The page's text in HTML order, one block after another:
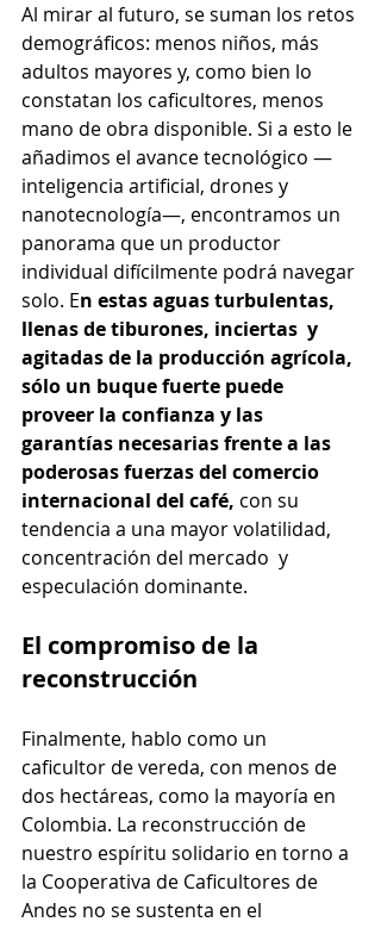
Al mirar al futuro, se suman los retos
demográficos: menos niños, más
adultos mayores y, como bien lo
constatan los caficultores, menos
mano de obra disponible. Si a esto le
añadimos el avance tecnológico —
inteligencia artificial, drones y
nanotecnología—, encontramos un
panorama que un productor
individual difícilmente podrá navegar
solo. En estas aguas turbulentas,
llenas de tiburones, inciertas  y
agitadas de la producción agrícola,
sólo un buque fuerte puede
proveer la confianza y las
garantías necesarias frente a las
poderosas fuerzas del comercio
internacional del café, con su
tendencia a una mayor volatilidad,
concentración del mercado  y
especulación dominante.
El compromiso de la
reconstrucción
Finalmente, hablo como un
caficultor de vereda, con menos de
dos hectáreas, como la mayoría en
Colombia. La reconstrucción de
nuestro espíritu solidario en torno a
la Cooperativa de Caficultores de
Andes no se sustenta en el